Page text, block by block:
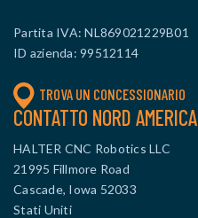
Partita IVA: NL869021229B01
ID azienda: 99512114
TROVA UN CONCESSIONARIO
CONTATTO NORD AMERICA
HALTER CNC Robotics LLC
21995 Fillmore Road
Cascade, Iowa 52033
Stati Uniti